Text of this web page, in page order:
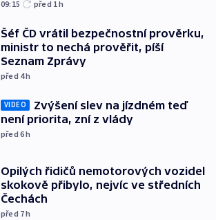
09:15 před 1h
Šéf ČD vrátil bezpečnostní prověrku,
ministr to nechá prověřit, píší
Seznam Zprávy
před 4h
VIDEO
Zvýšení slev na jízdném teď
není priorita, zní z vlády
před 6h
Opilých řidičů nemotorových vozidel
skokově přibylo, nejvíc ve středních
Čechách
před 7h